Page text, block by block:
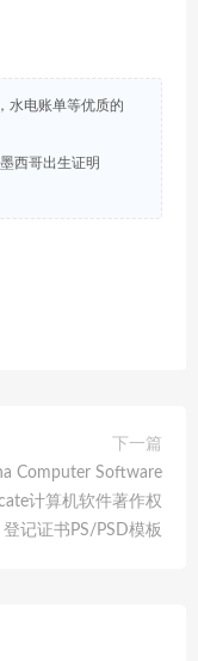
水电账单等优质的
西哥出生证明
下一篇
Computer Software
计算机软件著作权
登记证书PS/PSD模板